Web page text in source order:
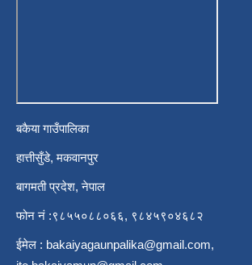
बकैया गाउँपालिका
हात्तीसुँडे, मकवानपुर
बागमती प्रदेश, नेपाल
फोन नं :९८५५०८८०६६, ९८४५९०४६८२
ईमेल : bakaiyagaunpalika@gmail.com,